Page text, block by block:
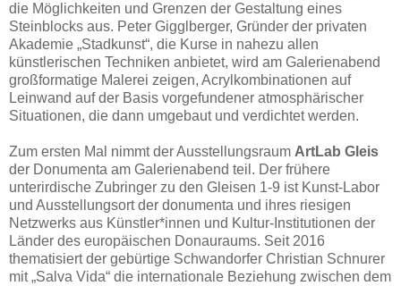
die Möglichkeiten und Grenzen der Gestaltung eines
Steinblocks aus. Peter Gigglberger, Gründer der privaten
Akademie „Stadkunst“, die Kurse in nahezu allen
künstlerischen Techniken anbietet, wird am Galerienabend
großformatige Malerei zeigen, Acrylkombinationen auf
Leinwand auf der Basis vorgefundener atmosphärischer
Situationen, die dann umgebaut und verdichtet werden.
Zum ersten Mal nimmt der Ausstellungsraum ArtLab Gleis
der Donumenta am Galerienabend teil. Der frühere
unterirdische Zubringer zu den Gleisen 1-9 ist Kunst-Labor
und Ausstellungsort der donumenta und ihres riesigen
Netzwerks aus Künstler*innen und Kultur-Institutionen der
Länder des europäischen Donauraums. Seit 2016
thematisiert der gebürtige Schwandorfer Christian Schnurer
mit „Salva Vida“ die internationale Beziehung zwischen dem